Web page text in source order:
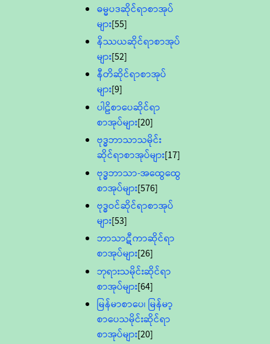
ဓမ္မပဒဆိုင်ရာစာအုပ်
များ[55]
နိဿယဆိုင်ရာစာအုပ်
များ[52]
နီတိဆိုင်ရာစာအုပ်
များ[9]
ပါဠိစာပေဆိုင်ရာ
စာအုပ်များ[20]
ဗုဒ္ဓဘာသာသမိုင်း
ဆိုင်ရာစာအုပ်များ[17]
ဗုဒ္ဓဘာသာ-အထွေထွေ
စာအုပ်များ[576]
ဗုဒ္ဓဝင်ဆိုင်ရာစာအုပ်
များ[53]
ဘာသာဋီကာဆိုင်ရာ
စာအုပ်များ[26]
ဘုရားသမိုင်းဆိုင်ရာ
စာအုပ်များ[64]
မြန်မာစာပေ၊ မြန်မာ့
စာပေသမိုင်းဆိုင်ရာ
စာအုပ်များ[20]